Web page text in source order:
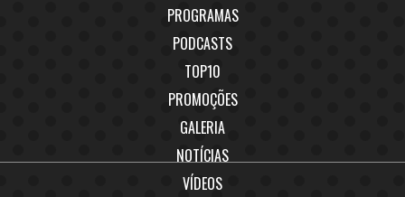
PROGRAMAS
PODCASTS
TOP10
PROMOÇÕES
GALERIA
NOTÍCIAS
VÍDEOS